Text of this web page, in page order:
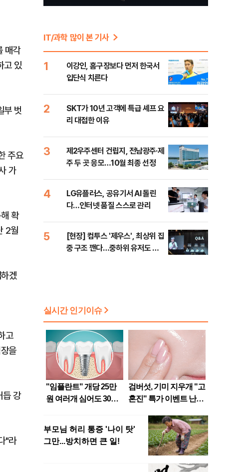
매각
고 있
부 벗
주요
가
확
2월
겠
고
을
듭 강
"라
IT/과학 많이 본 기사
1
이강인, 홈구장보다 먼저 한국서
입단식 치른다
2
SKT가 10년 고객에 특급 셰프 요
리 대접한 이유
3
제2우주센터 건립지, 전남광주·제
주 두 곳 응모…10월 최종 선정
4
LG유플러스, 공유기서 AI 돌린
다…인터넷 품질 스스로 관리
5
[현장] 컴투스 '제우스', 최상위 집
중 구조 깬다…중하위 유저도 품